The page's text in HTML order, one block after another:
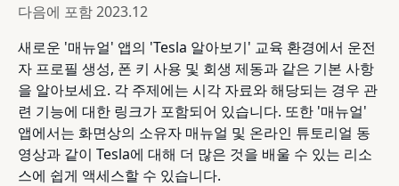
다음에 포함2023.12
새로운 '매뉴얼' 앱의 'Tesla 알아보기' 교육 환경에서 운전
자 프로필 생성, 폰 키 사용 및 회생 제동과 같은 기본 사항
을 알아보세요. 각 주제에는 시각 자료와 해당되는 경우 관
련 기능에 대한 링크가 포함되어 있습니다. 또한 '매뉴얼'
앱에서는 화면상의 소유자 매뉴얼 및 온라인 튜토리얼 동
영상과 같이 Tesla에 대해 더 많은 것을 배울 수 있는 리소
스에 쉽게 액세스할 수 있습니다.